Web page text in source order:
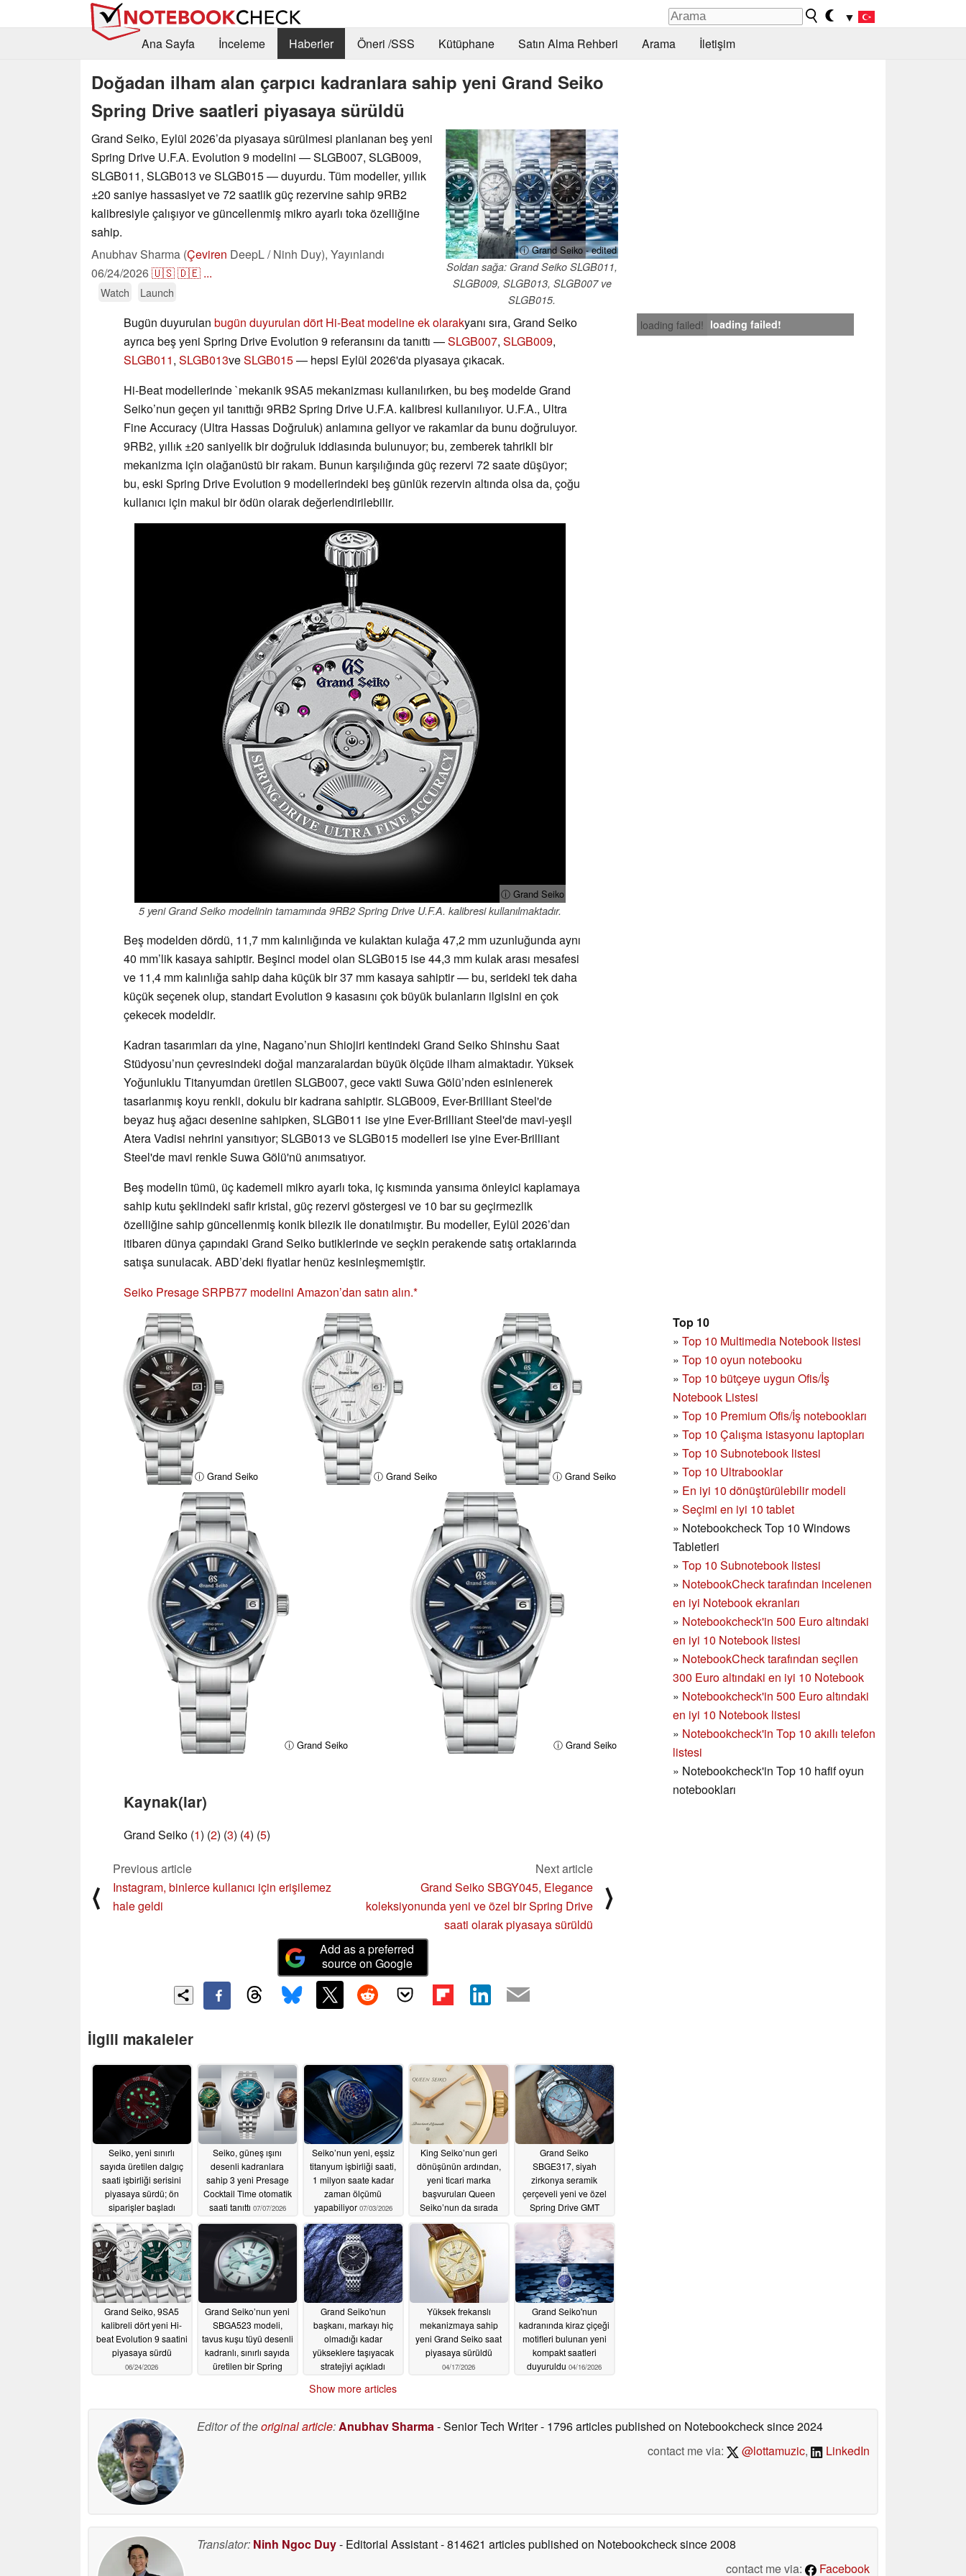
▼
Ana Sayfa
İnceleme Haberler Öneri /SSS Kütüphane Satın Alma Rehberi Arama İletişim
Doğadan ilham alan çarpıcı kadranlara sahip yeni Grand Seiko
Spring Drive saatleri piyasaya sürüldü
ⓘ Grand Seiko - edited
Soldan sağa: Grand Seiko SLGB011,
SLGB009, SLGB013, SLGB007 ve
SLGB015.
Grand Seiko, Eylül 2026’da piyasaya sürülmesi planlanan beş yeni
Spring Drive U.F.A. Evolution 9 modelini — SLGB007, SLGB009,
SLGB011, SLGB013 ve SLGB015 — duyurdu. Tüm modeller, yıllık
±20 saniye hassasiyet ve 72 saatlik güç rezervine sahip 9RB2
kalibresiyle çalışıyor ve güncellenmiş mikro ayarlı toka özelliğine
sahip.
Anubhav Sharma (Çeviren DeepL / Ninh Duy), Yayınlandı
06/24/2026🇺🇸🇩🇪 ...
Watch Launch
loading failed! loading failed!
Bugün duyurulan bugün duyurulan dört Hi-Beat modeline ek olarakyanı sıra, Grand Seiko
ayrıca beş yeni Spring Drive Evolution 9 referansını da tanıttı —SLGB007, SLGB009,
SLGB011, SLGB013veSLGB015— hepsi Eylül 2026'da piyasaya çıkacak.
Hi-Beat modellerinde `mekanik 9SA5 mekanizması kullanılırken, bu beş modelde Grand
Seiko’nun geçen yıl tanıttığı 9RB2 Spring Drive U.F.A. kalibresi kullanılıyor. U.F.A., Ultra
Fine Accuracy (Ultra Hassas Doğruluk) anlamına geliyor ve rakamlar da bunu doğruluyor.
9RB2, yıllık ±20 saniyelik bir doğruluk iddiasında bulunuyor; bu, zemberek tahrikli bir
mekanizma için olağanüstü bir rakam. Bunun karşılığında güç rezervi 72 saate düşüyor;
bu, eski Spring Drive Evolution 9 modellerindeki beş günlük rezervin altında olsa da, çoğu
kullanıcı için makul bir ödün olarak değerlendirilebilir.
ⓘ Grand Seiko
5 yeni Grand Seiko modelinin tamamında 9RB2 Spring Drive U.F.A. kalibresi kullanılmaktadır.
Beş modelden dördü, 11,7 mm kalınlığında ve kulaktan kulağa 47,2 mm uzunluğunda aynı
40 mm’lik kasaya sahiptir. Beşinci model olan SLGB015 ise 44,3 mm kulak arası mesafesi
ve 11,4 mm kalınlığa sahip daha küçük bir 37 mm kasaya sahiptir — bu, serideki tek daha
küçük seçenek olup, standart Evolution 9 kasasını çok büyük bulanların ilgisini en çok
çekecek modeldir.
Kadran tasarımları da yine, Nagano’nun Shiojiri kentindeki Grand Seiko Shinshu Saat
Stüdyosu’nun çevresindeki doğal manzaralardan büyük ölçüde ilham almaktadır. Yüksek
Yoğunluklu Titanyumdan üretilen SLGB007, gece vakti Suwa Gölü’nden esinlenerek
tasarlanmış koyu renkli, dokulu bir kadrana sahiptir. SLGB009, Ever-Brilliant Steel'de
beyaz huş ağacı desenine sahipken, SLGB011 ise yine Ever-Brilliant Steel'de mavi-yeşil
Atera Vadisi nehrini yansıtıyor; SLGB013 ve SLGB015 modelleri ise yine Ever-Brilliant
Steel'de mavi renkle Suwa Gölü'nü anımsatıyor.
Beş modelin tümü, üç kademeli mikro ayarlı toka, iç kısmında yansıma önleyici kaplamaya
sahip kutu şeklindeki safir kristal, güç rezervi göstergesi ve 10 bar su geçirmezlik
özelliğine sahip güncellenmiş konik bilezik ile donatılmıştır. Bu modeller, Eylül 2026’dan
itibaren dünya çapındaki Grand Seiko butiklerinde ve seçkin perakende satış ortaklarında
satışa sunulacak. ABD’deki fiyatlar henüz kesinleşmemiştir.
Seiko Presage SRPB77 modelini Amazon’dan satın alın.
Top 10
» Top 10 Multimedia Notebook listesi
» Top 10 oyun notebooku
» Top 10 bütçeye uygun Ofis/İş
Notebook Listesi
» Top 10 Premium Ofis/İş notebookları
» Top 10 Çalışma istasyonu laptopları
» Top 10 Subnotebook listesi
» Top 10 Ultrabooklar
» En iyi 10 dönüştürülebilir modeli
» Seçimi en iyi 10 tablet
» Notebookcheck Top 10 Windows
Tabletleri
» Top 10 Subnotebook listesi
» NotebookCheck tarafından incelenen
en iyi Notebook ekranları
» Notebookcheck'in 500 Euro altındaki
en iyi 10 Notebook listesi
» NotebookCheck tarafından seçilen
300 Euro altındaki en iyi 10 Notebook
» Notebookcheck'in 500 Euro altındaki
en iyi 10 Notebook listesi
» Notebookcheck'in Top 10 akıllı telefon
listesi
» Notebookcheck'in Top 10 hafif oyun
notebookları
ⓘ Grand Seiko ⓘ Grand Seiko ⓘ Grand Seiko
ⓘ Grand Seiko ⓘ Grand Seiko
Kaynak(lar)
Grand Seiko (1) (2) (3) (4) (5)
⟨
Previous article
Instagram, binlerce kullanıcı için erişilemez
hale geldi
Next article
Grand Seiko SBGY045, Elegance
koleksiyonunda yeni ve özel bir Spring Drive
saati olarak piyasaya sürüldü
⟩
Add as a preferred
source on Google
İlgili makaleler
Seiko, yeni sınırlı
sayıda üretilen dalgıç
saati işbirliği serisini
piyasaya sürdü; ön
siparişler başladı
07/16/2026
Seiko, güneş ışını
desenli kadranlara
sahip 3 yeni Presage
Cocktail Time otomatik
saati tanıttı 07/07/2026
Seiko’nun yeni, eşsiz
titanyum işbirliği saati,
1 milyon saate kadar
zaman ölçümü
yapabiliyor 07/03/2026
King Seiko’nun geri
dönüşünün ardından,
yeni ticari marka
başvuruları Queen
Seiko’nun da sırada
06/28/2026
Grand Seiko
SBGE317, siyah
zirkonya seramik
çerçeveli yeni ve özel
Spring Drive GMT
sürüldü06/27/2026
Grand Seiko, 9SA5
kalibreli dört yeni Hi-
beat Evolution 9 saatini
piyasaya sürdü
06/24/2026
Grand Seiko’nun yeni
SBGA523 modeli,
tavus kuşu tüyü desenli
kadranlı, sınırlı sayıda
üretilen bir Spring
Grand Seiko'nun
başkanı, markayı hiç
olmadığı kadar
yükseklere taşıyacak
stratejiyi açıkladı
Yüksek frekanslı
mekanizmaya sahip
yeni Grand Seiko saat
piyasaya sürüldü
04/17/2026
Grand Seiko'nun
kadranında kiraz çiçeği
motifleri bulunan yeni
kompakt saatleri
duyuruldu 04/16/2026
Show more articles
Editor of theoriginal article:Anubhav Sharma- Senior Tech Writer- 1796 articles published on Notebookchecksince 2024
contact me via:
@lottamuzic, LinkedIn
Translator: Ninh Ngoc Duy- Editorial Assistant- 814621 articles published on Notebookchecksince 2008
contact me via:
Facebook